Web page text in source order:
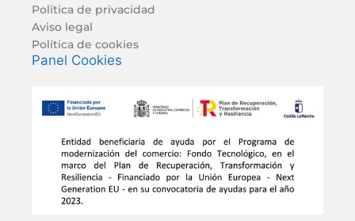
Política de privacidad
Aviso legal
Política de cookies
Panel Cookies